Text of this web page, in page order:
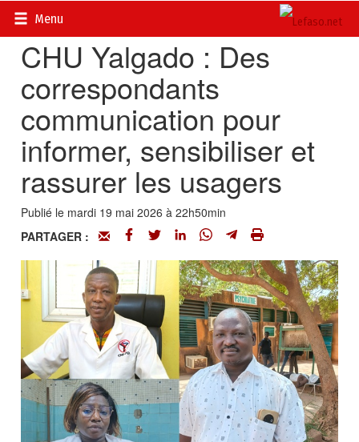
Menu
Accueil>
CHU Yalgado : Des
correspondants
communication pour
informer, sensibiliser et
rassurer les usagers
Publié le mardi 19 mai 2026 à 22h50min
PARTAGER :